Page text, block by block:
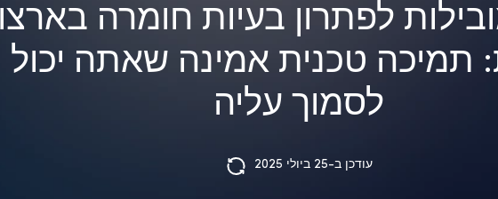
לפתרון בעיות חומרה
תמיכה טכנית אמינה שאתה יכול
לסמוך עליה
עודכן ב-25 ביולי 2025